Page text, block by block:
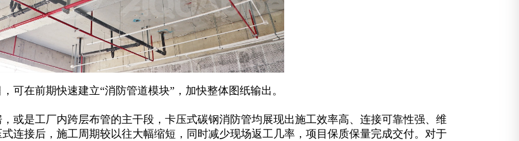
可在前期快速建立“消防管道模块”，加快整体图纸输出。
或是工厂内跨层布管的主干段，卡压式碳钢消防管均展现出施工效率高、连接可靠性强、维
连接后，施工周期较以往大幅缩短，同时减少现场返工几率，项目保质保量完成交付。对于